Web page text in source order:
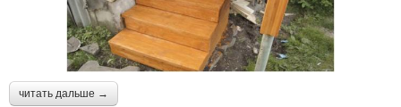
читать дальше →